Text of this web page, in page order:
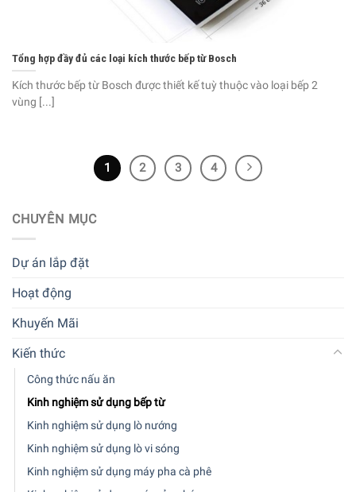
Tổng hợp đầy đủ các loại kích thước bếp từ Bosch
Kích thước bếp từ Bosch được thiết kế tuỳ thuộc vào loại bếp 2
vùng [...]
1 2 3 4
CHUYÊN MỤC
Dự án lắp đặt
Hoạt động
Khuyến Mãi
Kiến thức
Công thức nấu ăn
Kinh nghiệm sử dụng bếp từ
Kinh nghiệm sử dụng lò nướng
Kinh nghiệm sử dụng lò vi sóng
Kinh nghiệm sử dụng máy pha cà phê